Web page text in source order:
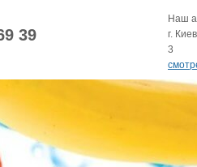
39
Наш
г.
3